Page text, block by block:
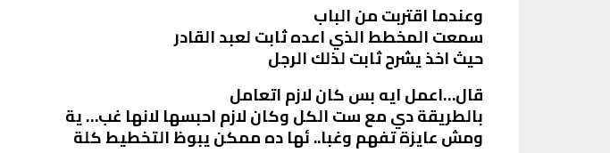
وعندما اقتربت من الباب
سمعت المخطط الذي اعده ثابت لعبد القادر
حيث اخذ يشرح ثابت لذلك الرجل
قال…اعمل ايه بس كان لازم اتعامل
بالطريقة دي مع ست الكل وكان لازم احبسها لانها غب… ية
ومش عايزة تفهم وغبا.. ئها ده ممكن يبوظ التخطيط كلة